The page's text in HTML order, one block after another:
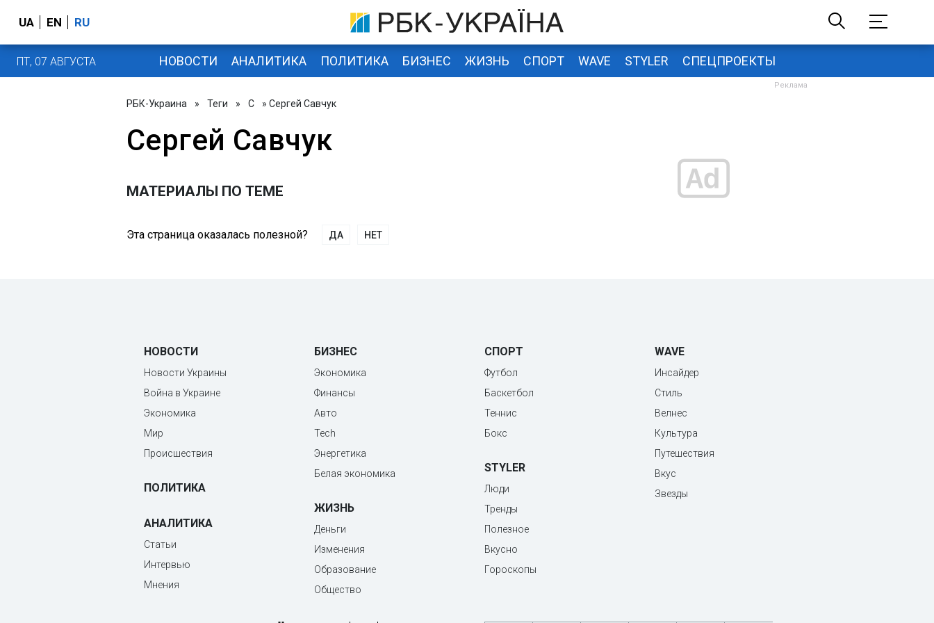
UA EN RU
ПТ, 07 АВГУСТА НОВОСТИ АНАЛИТИКА ПОЛИТИКА БИЗНЕС ЖИЗНЬ СПОРТ WAVE STYLER СПЕЦПРОЕКТЫ
РБК-Украина » Теги » С » Сергей Савчук
Сергей Савчук
МАТЕРИАЛЫ ПО ТЕМЕ
Эта страница оказалась полезной? ДА НЕТ
НОВОСТИ
Новости Украины
Война в Украине
Экономика
Мир
Происшествия
ПОЛИТИКА
АНАЛИТИКА
Статьи
Интервью
Мнения
БИЗНЕС
Экономика
Финансы
Авто
Tech
Энергетика
Белая экономика
ЖИЗНЬ
Деньги
Изменения
Образование
Общество
СПОРТ
Футбол
Баскетбол
Теннис
Бокс
STYLER
Люди
Тренды
Полезное
Вкусно
Гороскопы
WAVE
Инсайдер
Стиль
Велнес
Культура
Путешествия
Вкус
Звезды